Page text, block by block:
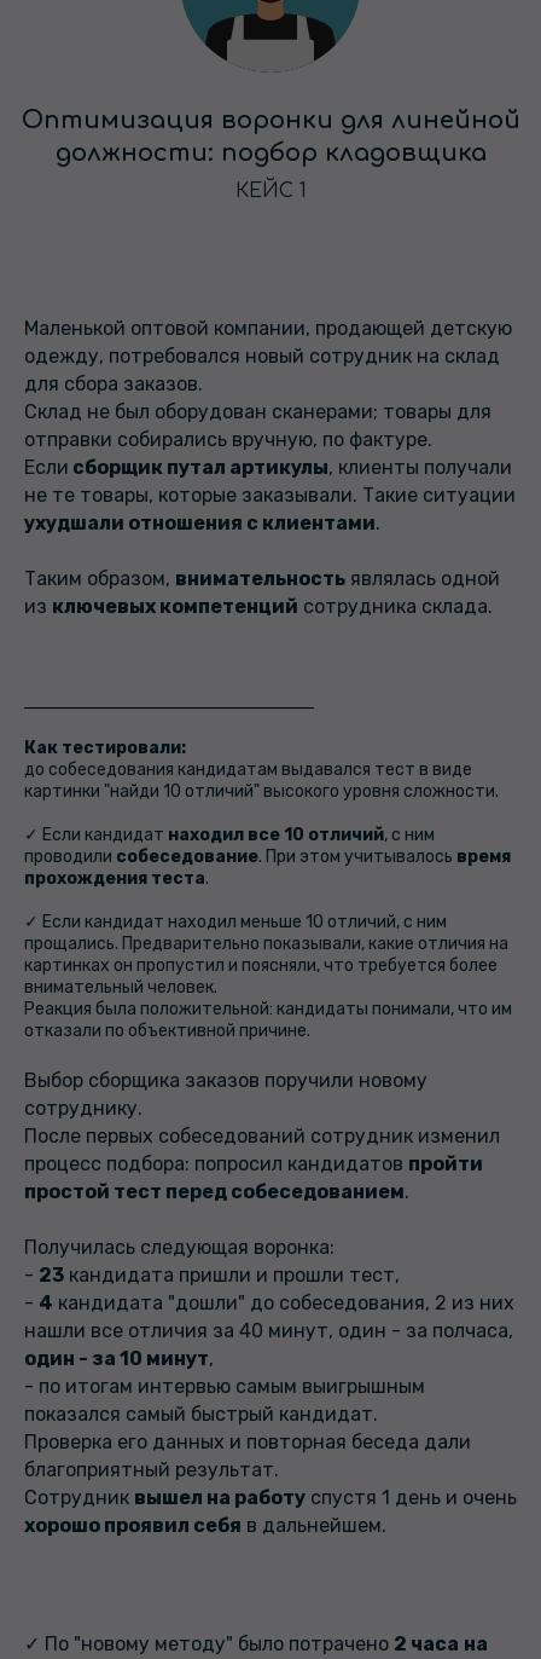
Оптимизация воронки для линейной
должности: подбор кладовщика
КЕЙС 1
Маленькой оптовой компании, продающей детскую
одежду, потребовался новый сотрудник на склад
для сбора заказов.
Склад не был оборудован сканерами; товары для
отправки собирались вручную, по фактуре.
Если сборщик путал артикулы, клиенты получали
не те товары, которые заказывали. Такие ситуации
ухудшали отношения с клиентами.
Таким образом, внимательность являлась одной
из ключевых компетенций сотрудника склада.
Как тестировали:
до собеседования кандидатам выдавался тест в виде
картинки "найди 10 отличий" высокого уровня сложности.
✓ Если кандидат находил все 10 отличий, с ним
проводили собеседование. При этом учитывалось время
прохождения теста.
✓ Если кандидат находил меньше 10 отличий, с ним
прощались. Предварительно показывали, какие отличия на
картинках он пропустил и поясняли, что требуется более
внимательный человек.
Реакция была положительной: кандидаты понимали, что им
отказали по объективной причине.
Выбор сборщика заказов поручили новому
сотруднику.
После первых собеседований сотрудник изменил
процесс подбора: попросил кандидатов пройти
простой тест перед собеседованием.
Получилась следующая воронка:
- 23 кандидата пришли и прошли тест,
- 4 кандидата "дошли" до собеседования, 2 из них
нашли все отличия за 40 минут, один - за полчаса,
один - за 10 минут,
- по итогам интервью самым выигрышным
показался самый быстрый кандидат.
Проверка его данных и повторная беседа дали
благоприятный результат.
Сотрудник вышел на работу спустя 1 день и очень
хорошо проявил себя в дальнейшем.
✓ По "новому методу" было потрачено 2 часа на